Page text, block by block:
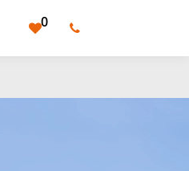
0